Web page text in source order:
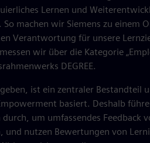
Lernen und
machen wir Siemens zu einem
Verantwortung für unsere
wir über die Kategorie
DEGREE.
ist ein zentraler Bestandteil
basiert. Deshalb
um umfassendes Feedback
nutzen Bewertungen von